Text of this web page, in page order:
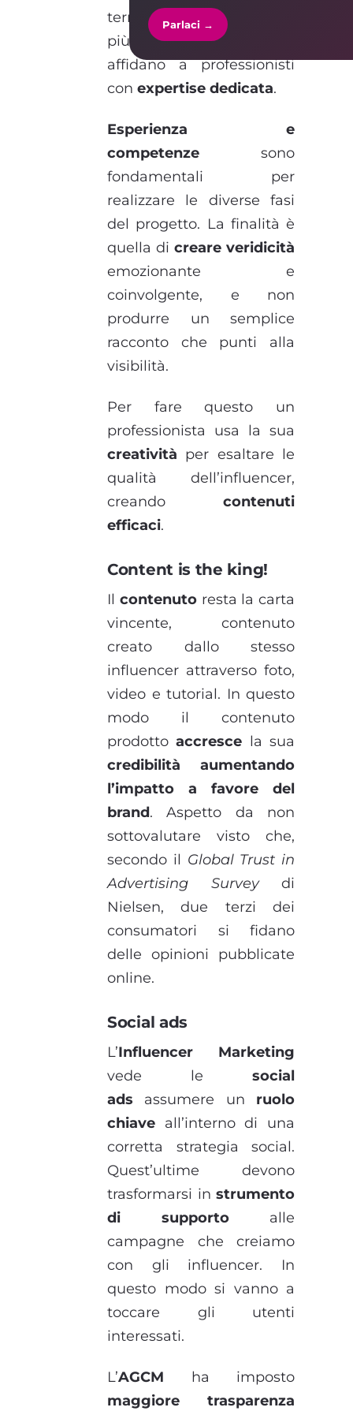
termine e sono sempre di
più le aziende che si
affidano a professionisti
con expertise dedicata.
Esperienza e
competenze sono
fondamentali per
realizzare le diverse fasi
del progetto. La finalità è
quella di creare veridicità
emozionante e
coinvolgente, e non
produrre un semplice
racconto che punti alla
visibilità.
Per fare questo un
professionista usa la sua
creatività per esaltare le
qualità dell’influencer,
creando contenuti
efficaci.
Content is the king!
Il contenutoresta la carta
vincente, contenuto
creato dallo stesso
influencer attraverso foto,
video e tutorial. In questo
modo il contenuto
prodottoaccresce la sua
credibilità aumentando
l’impatto a favore del
brand. Aspetto da non
sottovalutare visto che,
secondo il Global Trust in
Advertising Survey di
Nielsen, due terzi dei
consumatori si fidano
delle opinioni pubblicate
online.
Social ads
L’Influencer Marketing
vede le social
ads assumere un ruolo
chiave all’interno di una
corretta strategia social.
Quest’ultime devono
trasformarsi in strumento
di supportoalle
campagne che creiamo
con gli influencer. In
questo modo si vanno a
toccare gli utenti
interessati.
L’AGCM ha imposto
maggiore trasparenza
Parlaci →